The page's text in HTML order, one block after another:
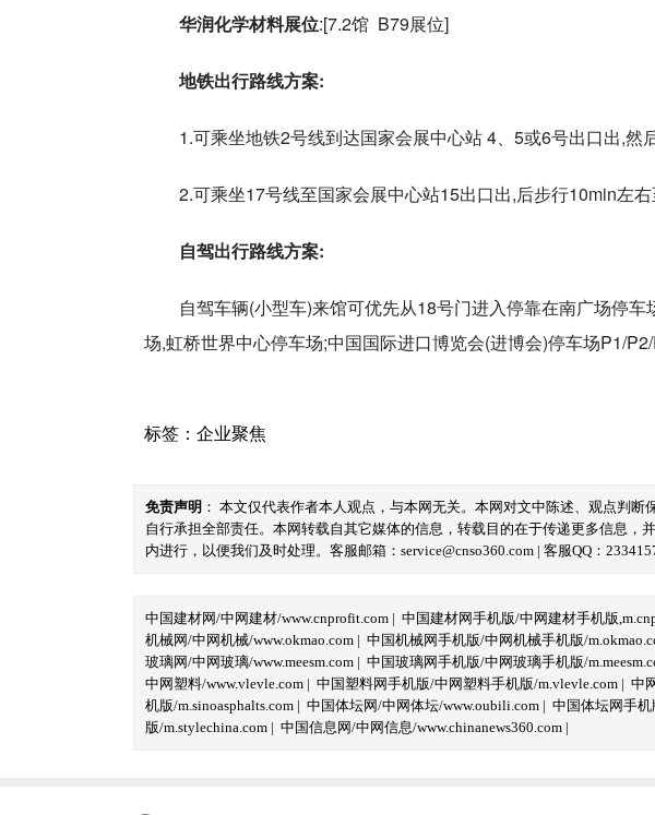
华润化学材料展位:[7.2馆 B79展位]
地铁出行路线方案:
1.可乘坐地铁2号线到达国家会展中心站 4、5或6号出口出,然
2.可乘坐17号线至国家会展中心站15出口出,后步行10min左右
自驾出行路线方案:
自驾车辆(小型车)来馆可优先从18号门进入停靠在南广场停
场,虹桥世界中心停车场;中国国际进口博览会(进博会)停车场P1/
标签： 企业聚焦
免责声明 ： 本文仅代表作者本人观点，与本网无关。本网对文中陈述、观点判
自行承担全部责任。本网转载自其它媒体的信息，转载目的在于传递更多信息
内进行，以便我们及时处理。客服邮箱：service@cnso360.com | 客服QQ：
中国建材网/中网建材/www.cnprofit.com | 中国建材网手机版/中网建材手机版
机械网/中网机械/www.okmao.com | 中国机械网手机版/中网机械手机版/
玻璃网/中网玻璃/www.meesm.com | 中国玻璃网手机版/中网玻璃手机版/
中网塑料/www.vlevle.com | 中国塑料网手机版/中网塑料手机版/m.vlevle.com | 中
机版/m.sinoasphalts.com | 中国体坛网/中网体坛/www.oubili.com | 中国体坛网手
版/m.stylechina.com | 中国信息网/中网信息/www.chinanews360.com |